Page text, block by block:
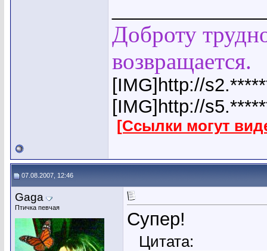
Доброту
возвращается.
[IMG]http://
[IMG]http://
[Ссылки могут
07.08.2007, 12:46
Gaga
Птичка певчая
Супер!
Цитата: